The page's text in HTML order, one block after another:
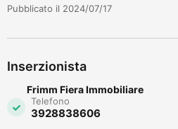
Pubblicato il 2024/07/17
Inserzionista
Frimm Fiera Immobiliare
Telefono
3928838606